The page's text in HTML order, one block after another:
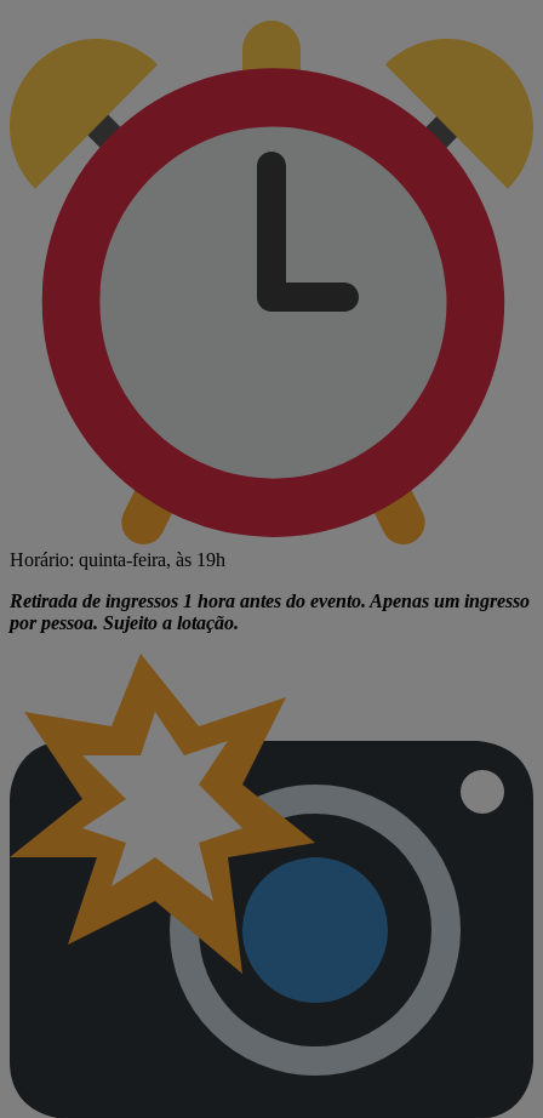
Horário: quinta-feira, às 19h
Retirada de ingressos 1 hora antes do evento. Apenas um ingresso
por pessoa. Sujeito a lotação.